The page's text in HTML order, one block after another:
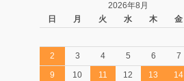
2026年8月
日
月 火 水 木 金
2
3 4 5 6 7
9
10 11 12 13 14